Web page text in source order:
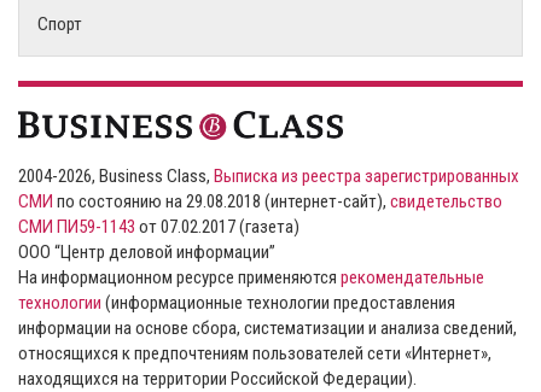
Спорт
2004-2026, Business Class, Выписка из реестра зарегистрированных
СМИ по состоянию на 29.08.2018 (интернет-сайт), свидетельство
СМИ ПИ59-1143 от 07.02.2017 (газета)
ООО “Центр деловой информации”
На информационном ресурсе применяются рекомендательные
технологии (информационные технологии предоставления
информации на основе сбора, систематизации и анализа сведений,
относящихся к предпочтениям пользователей сети «Интернет»,
находящихся на территории Российской Федерации).